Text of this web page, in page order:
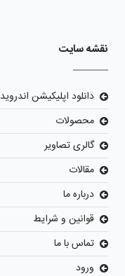
نقشه سایت
دانلود اپلیکیشن اندروید
محصولات
گالری تصاویر
مقالات
درباره ما
قوانین و شرایط
تماس با ما
ورود